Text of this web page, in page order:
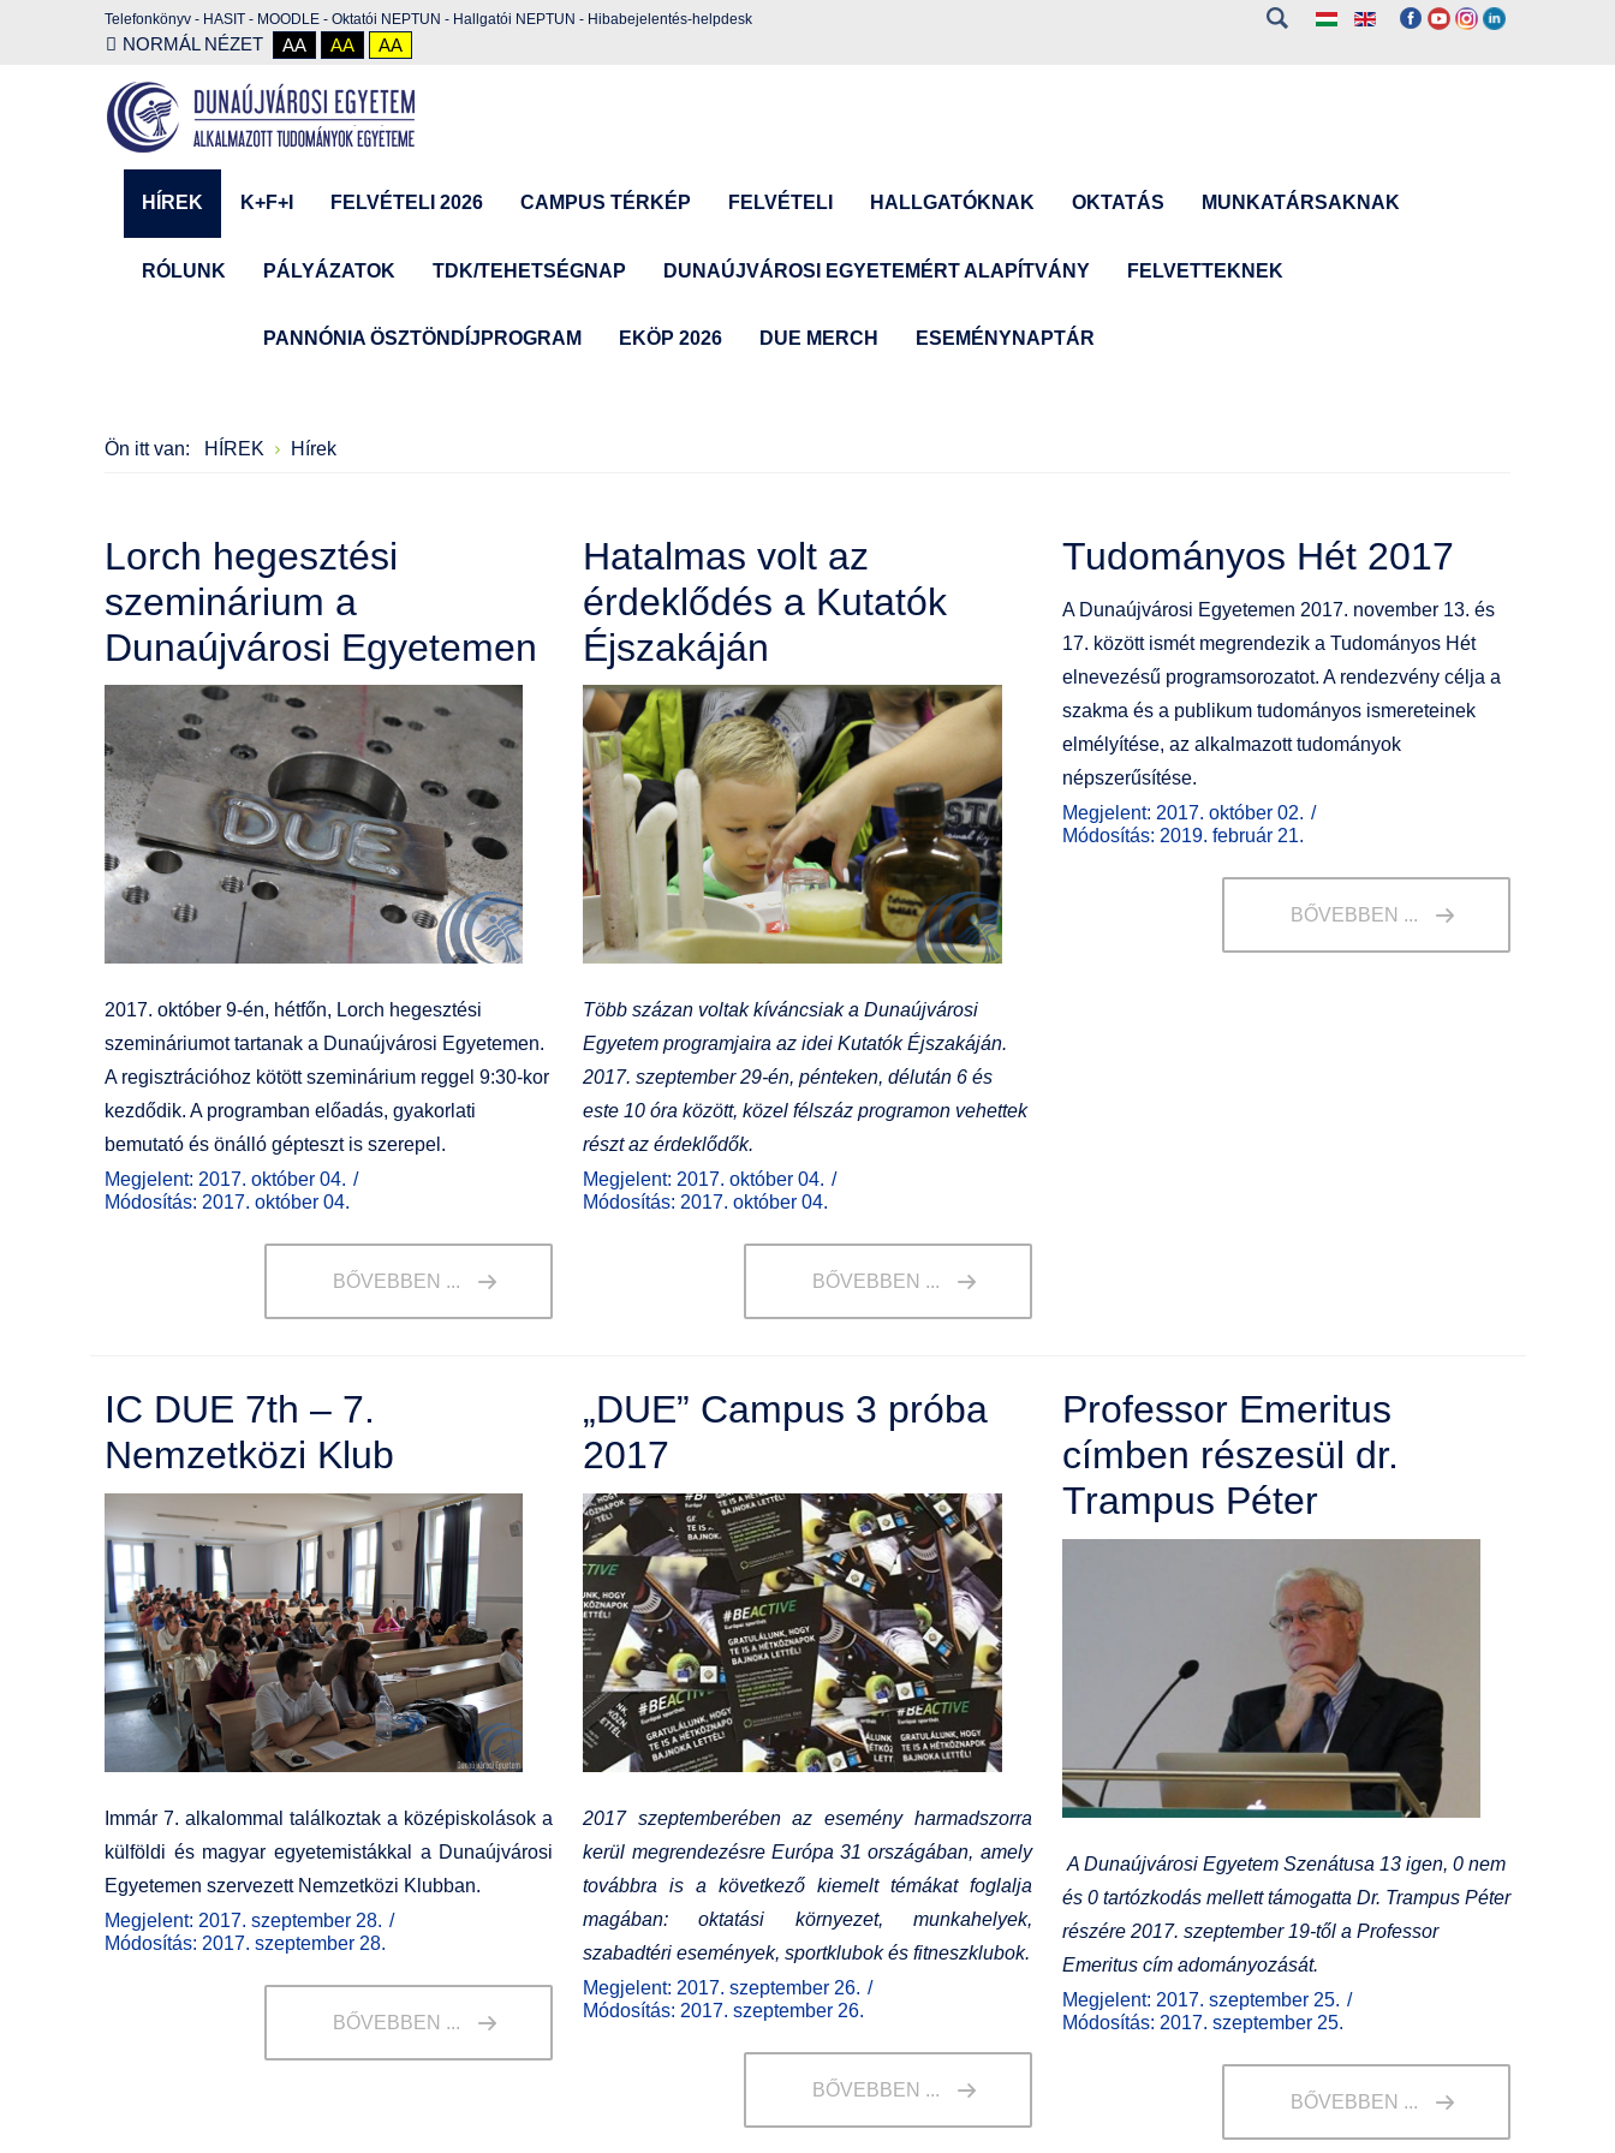
Telefonkönyv - HASIT - MOODLE - Oktatói NEPTUN - Hallgatói NEPTUN - Hibabejelentés-helpdesk
NORMÁL NÉZET AA AA AA
HÍREK K+F+I FELVÉTELI 2026 CAMPUS TÉRKÉP FELVÉTELI HALLGATÓKNAK OKTATÁS MUNKATÁRSAKNAK
RÓLUNK PÁLYÁZATOK TDK/TEHETSÉGNAP DUNAÚJVÁROSI EGYETEMÉRT ALAPÍTVÁNY FELVETTEKNEK
PANNÓNIA ÖSZTÖNDÍJPROGRAM EKÖP 2026 DUE MERCH ESEMÉNYNAPTÁR
Ön itt van: HÍREK Hírek
Lorch hegesztési
szeminárium a
Dunaújvárosi Egyetemen
2017. október 9-én, hétfőn, Lorch hegesztési
szemináriumot tartanak a Dunaújvárosi Egyetemen.
A regisztrációhoz kötött szeminárium reggel 9:30-kor
kezdődik. A programban előadás, gyakorlati
bemutató és önálló gépteszt is szerepel.
Megjelent: 2017. október 04.
Módosítás: 2017. október 04.
BŐVEBBEN ...
Hatalmas volt az
érdeklődés a Kutatók
Éjszakáján
Több százan voltak kíváncsiak a Dunaújvárosi
Egyetem programjaira az idei Kutatók Éjszakáján.
2017. szeptember 29-én, pénteken, délután 6 és
este 10 óra között, közel félszáz programon vehettek
részt az érdeklődők.
Megjelent: 2017. október 04.
Módosítás: 2017. október 04.
BŐVEBBEN ...
Tudományos Hét 2017
A Dunaújvárosi Egyetemen 2017. november 13. és
17. között ismét megrendezik a Tudományos Hét
elnevezésű programsorozatot. A rendezvény célja a
szakma és a publikum tudományos ismereteinek
elmélyítése, az alkalmazott tudományok
népszerűsítése.
Megjelent: 2017. október 02.
Módosítás: 2019. február 21.
BŐVEBBEN ...
IC DUE 7th – 7.
Nemzetközi Klub
Immár 7. alkalommal találkoztak a középiskolások a
külföldi és magyar egyetemistákkal a Dunaújvárosi
Egyetemen szervezett Nemzetközi Klubban.
Megjelent: 2017. szeptember 28.
Módosítás: 2017. szeptember 28.
BŐVEBBEN ...
„DUE” Campus 3 próba
2017
2017 szeptemberében az esemény harmadszorra
kerül megrendezésre Európa 31 országában, amely
továbbra is a következő kiemelt témákat foglalja
magában: oktatási környezet, munkahelyek,
szabadtéri események, sportklubok és fitneszklubok.
Megjelent: 2017. szeptember 26.
Módosítás: 2017. szeptember 26.
BŐVEBBEN ...
Professor Emeritus
címben részesül dr.
Trampus Péter
A Dunaújvárosi Egyetem Szenátusa 13 igen, 0 nem
és 0 tartózkodás mellett támogatta Dr. Trampus Péter
részére 2017. szeptember 19-től a Professor
Emeritus cím adományozását.
Megjelent: 2017. szeptember 25.
Módosítás: 2017. szeptember 25.
BŐVEBBEN ...